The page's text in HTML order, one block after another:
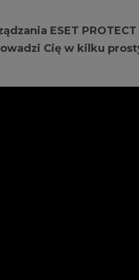
ESET PROTECT
Cię w kilku